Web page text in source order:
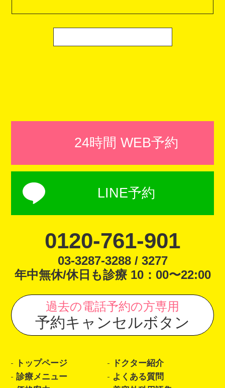
24時間 WEB予約
LINE予約
0120-761-901
03-3287-3288 / 3277
年中無休/休日も診療 10：00〜22:00
過去の電話予約の方専用
予約キャンセルボタン
トップページ
ドクター紹介
診療メニュー
よくある質問